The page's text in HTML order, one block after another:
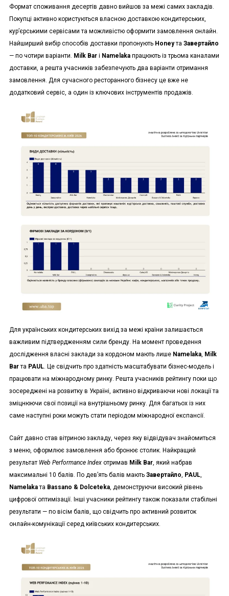
Формат споживання десертів давно вийшов за межі самих закладів.
Покупці активно користуються власною доставкою кондитерських,
кур’єрськими сервісами та можливістю оформити замовлення онлайн.
Найширший вибір способів доставки пропонують Honeyта Завертайло
— по чотири варіанти. Milk Barі Namelakaпрацюють із трьома каналами
доставки, а решта учасників забезпечують два варіанти отримання
замовлення. Для сучасного ресторанного бізнесу це вже не
додатковий сервіс, а один із ключових інструментів продажів.
Для українських кондитерських вихід за межі країни залишається
важливим підтвердженням сили бренду. На момент проведення
дослідження власні заклади за кордоном мають лише Namelaka, Milk
Barта PAUL. Це свідчить про здатність масштабувати бізнес-модель і
працювати на міжнародному ринку. Решта учасників рейтингу поки що
зосереджені на розвитку в Україні, активно відкриваючи нові локації та
зміцнюючи свої позиції на внутрішньому ринку. Для багатьох із них
саме наступні роки можуть стати періодом міжнародної експансії.
Сайт давно став вітриною закладу, через яку відвідувач знайомиться
з меню, оформлює замовлення або бронює столик. Найкращий
результат Web Performance Indexотримав Milk Bar, який набрав
максимальні 10 балів. По дев’ять балів мають Завертайло, PAUL,
Namelakaта Bassano & Dolceteka, демонструючи високий рівень
цифрової оптимізації. Інші учасники рейтингу також показали стабільні
результати — по вісім балів, що свідчить про активний розвиток
онлайн-комунікації серед київських кондитерських.